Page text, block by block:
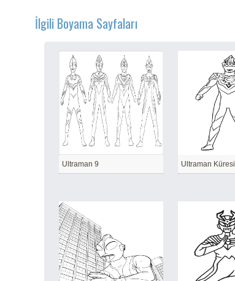
İlgili Boyama Sayfaları
Ultraman 9 Ultraman Küresi